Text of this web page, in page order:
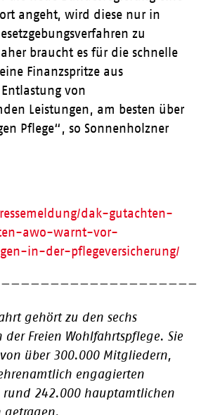
angeht, wird diese nur in
zu
braucht es für die schnelle
Finanzspritze aus
von
Leistungen, am besten über
Pflege“, so Sonnenholzner
dak-gutachten-
awo-warnt-vor-
in-der-pflegeversicherung/
gehört zu den sechs
der Freien Wohlfahrtspflege. Sie
über 300.000 Mitgliedern,
engagierten
242.000 hauptamtlichen
getragen.